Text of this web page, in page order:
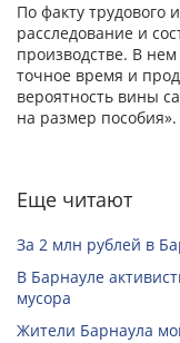
По факту трудового
расследование и
производстве. В
точное время и
вероятность вины
на размер пособия».
Еще читают
За 2 млн рублей в
В Барнауле
мусора
Жители Барнаула